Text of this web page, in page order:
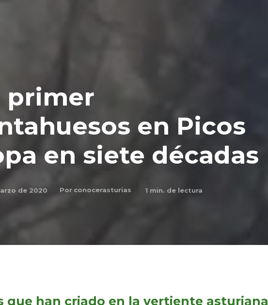
primer
en Picos
en siete décadas
de 2020 Por conocerasturias 1 min. de lectura
que han criado en la vertiente asturiana